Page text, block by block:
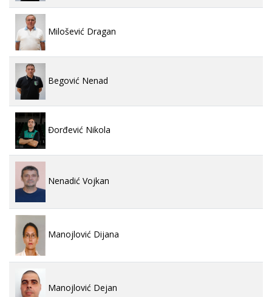
Milošević Dragan
Begović Nenad
Đorđević Nikola
Nenadić Vojkan
Manojlović Dijana
Manojlović Dejan